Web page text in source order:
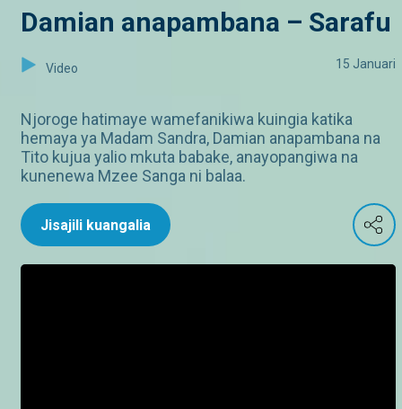
Damian anapambana – Sarafu
Video 15 Januari
Njoroge hatimaye wamefanikiwa kuingia katika
hemaya ya Madam Sandra, Damian anapambana na
Tito kujua yalio mkuta babake, anayopangiwa na
kunenewa Mzee Sanga ni balaa.
Jisajili kuangalia